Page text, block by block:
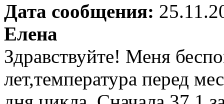
Дата сообщения:
Елена
Здравствуйте! Меня
лет,температура перед